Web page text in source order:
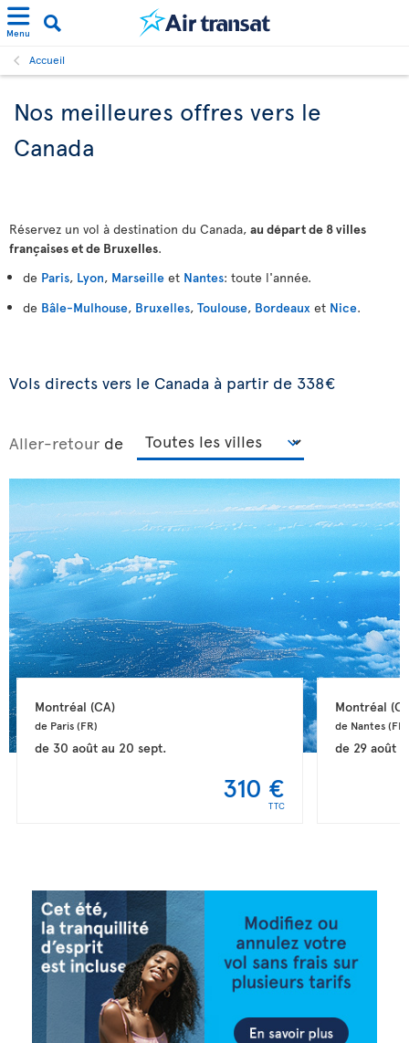
Menu
Accueil
Nos meilleures offres vers le
Canada
Réservez un vol à destination du Canada, au départ de 8 villes
françaises et de Bruxelles.
de Paris, Lyon, Marseille et Nantes: toute l'année.
de Bâle-Mulhouse, Bruxelles, Toulouse, Bordeaux et Nice.
Vols directs vers le Canada à partir de 338€
Aller-retour de
Montréal (CA)
de Paris (FR)
de 30 aoûtau 20 sept.
310 €
TTC
Montréal
de Nantes (FR)
de 29 août